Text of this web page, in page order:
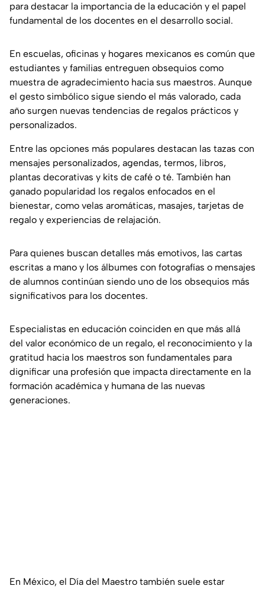
para destacar la importancia de la educación y el papel
fundamental de los docentes en el desarrollo social.
En escuelas, oficinas y hogares mexicanos es común que
estudiantes y familias entreguen obsequios como
muestra de agradecimiento hacia sus maestros. Aunque
el gesto simbólico sigue siendo el más valorado, cada
año surgen nuevas tendencias de regalos prácticos y
personalizados.
Entre las opciones más populares destacan las tazas con
mensajes personalizados, agendas, termos, libros,
plantas decorativas y kits de café o té. También han
ganado popularidad los regalos enfocados en el
bienestar, como velas aromáticas, masajes, tarjetas de
regalo y experiencias de relajación.
Para quienes buscan detalles más emotivos, las cartas
escritas a mano y los álbumes con fotografías o mensajes
de alumnos continúan siendo uno de los obsequios más
significativos para los docentes.
Especialistas en educación coinciden en que más allá
del valor económico de un regalo, el reconocimiento y la
gratitud hacia los maestros son fundamentales para
dignificar una profesión que impacta directamente en la
formación académica y humana de las nuevas
generaciones.
En México, el Día del Maestro también suele estar